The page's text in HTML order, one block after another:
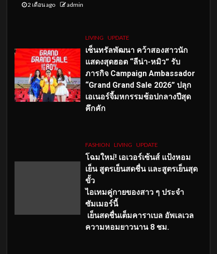
2 เดือน ago admin
LIVING UPDATE
เซ็นทรัลพัฒนา คว้าสองสาวนัก
แสดงสุดฮอต “ลีน่า-หมิว” รับ
ภารกิจ Campaign Ambassador
“Grand Grand Sale 2026” ปลุก
เอเนอร์จี้มหกรรมช้อปกลางปีสุด
คึกคัก
FASHION LIVING UPDATE
โฉมใหม่! เอเวอร์เซ้นส์ แป้งหอม
เย็น สูตรเย็นสดชื่น และสูตรเย็นสุด
ขั้ว
ไอเทมคู่กายของสาว ๆ ประจำ
ซัมเมอร์นี้
เย็นสดชื่นเต็มคาราเบล อัพเลเวล
ความหอมยาวนาน 8 ชม.